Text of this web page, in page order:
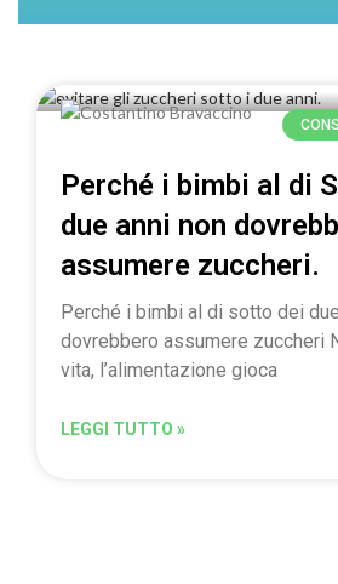
Perché i bimbi al di
due anni non
assumere zuccheri.
Perché i bimbi al di sotto dei
dovrebbero assumere zuccheri
vita, l’alimentazione gioca
LEGGI TUTTO »